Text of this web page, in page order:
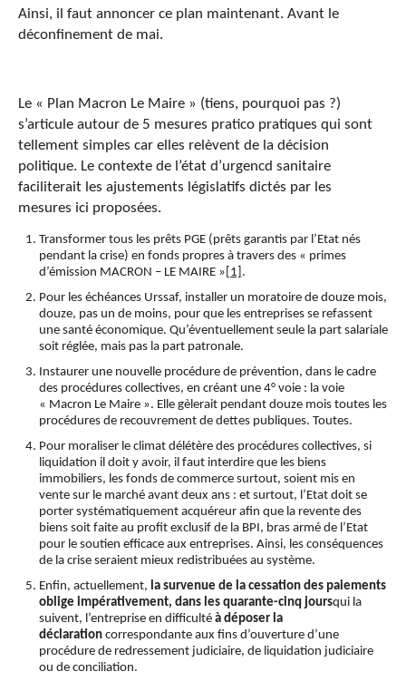
Ainsi, il faut annoncer ce plan maintenant. Avant le
déconfinement de mai.
Le « Plan Macron Le Maire » (tiens, pourquoi pas ?)
s’articule autour de 5 mesures pratico pratiques qui sont
tellement simples car elles relèvent de la décision
politique. Le contexte de l’état d’urgencd sanitaire
faciliterait les ajustements législatifs dictés par les
mesures ici proposées.
Transformer tous les prêts PGE (prêts garantis par l’Etat nés
pendant la crise) en fonds propres à travers des « primes
d’émission MACRON – LE MAIRE » [1] .
Pour les échéances Urssaf, installer un moratoire de douze mois,
douze, pas un de moins, pour que les entreprises se refassent
une santé économique. Qu’éventuellement seule la part salariale
soit réglée, mais pas la part patronale.
Instaurer une nouvelle procédure de prévention, dans le cadre
des procédures collectives, en créant une 4° voie : la voie
« Macron Le Maire ». Elle gèlerait pendant douze mois toutes les
procédures de recouvrement de dettes publiques. Toutes.
Pour moraliser le climat délétère des procédures collectives, si
liquidation il doit y avoir, il faut interdire que les biens
immobiliers, les fonds de commerce surtout, soient mis en
vente sur le marché avant deux ans : et surtout, l’Etat doit se
porter systématiquement acquéreur afin que la revente des
biens soit faite au profit exclusif de la BPI, bras armé de l’Etat
pour le soutien efficace aux entreprises. Ainsi, les conséquences
de la crise seraient mieux redistribuées au système.
Enfin, actuellement, la survenue de la cessation des paiements
oblige impérativement, dans les quarante-cinq joursqui la
suivent, l’entreprise en difficulté à déposer la
déclarationcorrespondante aux fins d’ouverture d’une
procédure de redressement judiciaire, de liquidation judiciaire
ou de conciliation.